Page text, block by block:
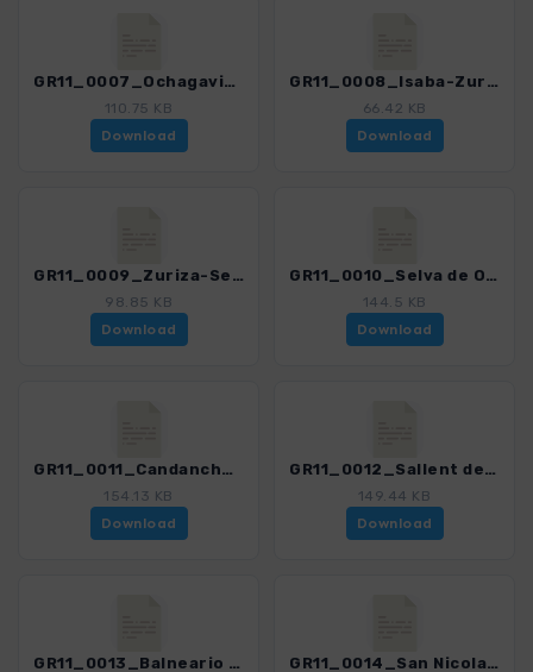
GR11_0007_Ochagavia-Isaba_4487_1.gpx
110.75 KB
Download
GR11_0008_Isaba-Zuriza-via Belabartze_4487_1.gpx
66.42 KB
Download
GR11_0009_Zuriza-Selva de Oza_4487_1.gpx
98.85 KB
Download
GR11_0010_Selva de Oza-Candanchu_4487_1.gpx
144.5 KB
Download
GR11_0011_Candanchu-Sallent-de-gallego_4487_1.gpx
154.13 KB
Download
GR11_0012_Sallent de Gallego-Balneario de Panticosa_4487_1.gpx
149.44 KB
Download
GR11_0013_Balneario de Panticosa-San Nicolas de Bujaruelo_4487_1.gpx GR11_0014_San Nicolas de Bujaruelo-Refugio de Goriz_4487_1.gpx